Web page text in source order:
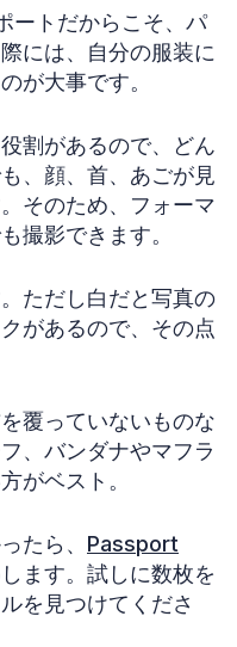
ートだからこそ、パ
には、自分の服装に
が大事です。
割があるので、どん
、顔、首、あごが見
そのため、フォーマ
撮影できます。
ただし白だと写真の
があるので、その点
覆っていないものな
、バンダナやマフラ
がベスト。
たら、 Passport
ます。試しに数枚を
を見つけてくださ